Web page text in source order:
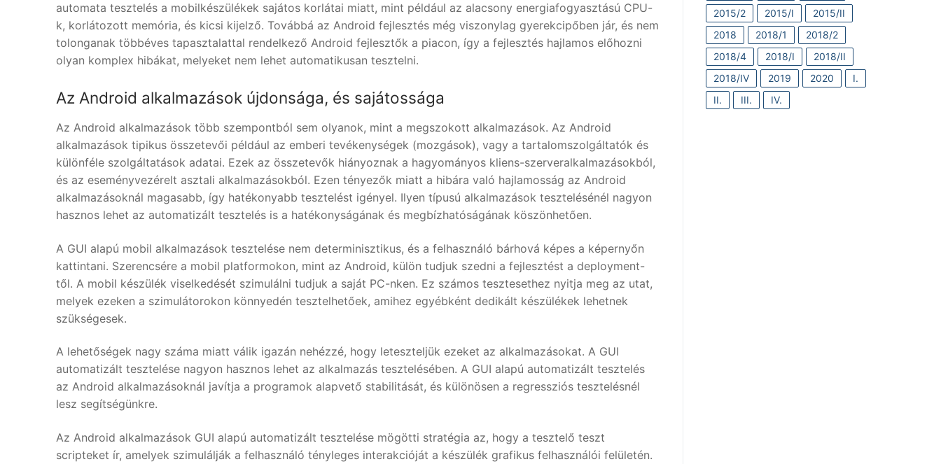
automata tesztelés a mobilkészülékek sajátos korlátai miatt, mint például az alacsony energiafogyasztású CPU-
k, korlátozott memória, és kicsi kijelző. Továbbá az Android fejlesztés még viszonylag gyerekcipőben jár, és nem
tolonganak többéves tapasztalattal rendelkező Android fejlesztők a piacon, így a fejlesztés hajlamos előhozni
olyan komplex hibákat, melyeket nem lehet automatikusan tesztelni.
Az Android alkalmazások újdonsága, és sajátossága
Az Android alkalmazások több szempontból sem olyanok, mint a megszokott alkalmazások. Az Android
alkalmazások tipikus összetevői például az emberi tevékenységek (mozgások), vagy a tartalomszolgáltatók és
különféle szolgáltatások adatai. Ezek az összetevők hiányoznak a hagyományos kliens-szerveralkalmazásokból,
és az eseményvezérelt asztali alkalmazásokból. Ezen tényezők miatt a hibára való hajlamosság az Android
alkalmazásoknál magasabb, így hatékonyabb tesztelést igényel. Ilyen típusú alkalmazások tesztelésénél nagyon
hasznos lehet az automatizált tesztelés is a hatékonyságának és megbízhatóságának köszönhetően.
A GUI alapú mobil alkalmazások tesztelése nem determinisztikus, és a felhasználó bárhová képes a képernyőn
kattintani. Szerencsére a mobil platformokon, mint az Android, külön tudjuk szedni a fejlesztést a deployment-
től. A mobil készülék viselkedését szimulálni tudjuk a saját PC-nken. Ez számos tesztesethez nyitja meg az utat,
melyek ezeken a szimulátorokon könnyedén tesztelhetőek, amihez egyébként dedikált készülékek lehetnek
szükségesek.
A lehetőségek nagy száma miatt válik igazán nehézzé, hogy leteszteljük ezeket az alkalmazásokat. A GUI
automatizált tesztelése nagyon hasznos lehet az alkalmazás tesztelésében. A GUI alapú automatizált tesztelés
az Android alkalmazásoknál javítja a programok alapvető stabilitását, és különösen a regressziós tesztelésnél
lesz segítségünkre.
Az Android alkalmazások GUI alapú automatizált tesztelése mögötti stratégia az, hogy a tesztelő teszt
scripteket ír, amelyek szimulálják a felhasználó tényleges interakcióját a készülék grafikus felhasználói felületén.
2015/2
2015/I
2015/II
2018
2018/1
2018/2
2018/4
2018/I
2018/II
2018/IV
2019 2020
I.
II.
III. IV.